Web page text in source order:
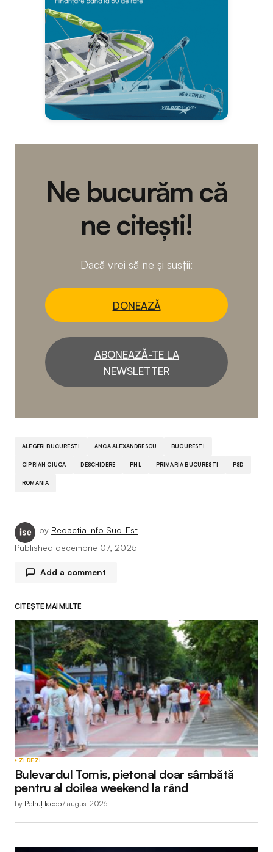
Ne bucurăm că
ne citești!
Dacă vrei să ne și susții:
DONEAZĂ
ABONEAZĂ-TE LA
NEWSLETTER
ALEGERI BUCURESTI ANCA ALEXANDRESCU BUCURESTI
CIPRIAN CIUCA DESCHIDERE PNL PRIMARIA BUCURESTI PSD
ROMANIA
by Redactia Info Sud-Est
Published decembrie 07, 2025
Add a comment
Adresa ta de email nu va fi publicată. Câmpurile
obligatorii sunt marcate cu*
Comment*
Your Name*
Your E-mail*
CITEȘTE MAI MULTE
ZI DE ZI
Bulevardul Tomis, pietonal doar sâmbătă
pentru al doilea weekend la rând
by Petruț Iacob7 august 2026